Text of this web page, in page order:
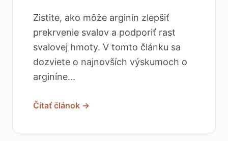
Zistite, ako môže arginín zlepšiť
prekrvenie svalov a podporiť rast
svalovej hmoty. V tomto článku sa
dozviete o najnovších výskumoch o
arginíne...
Čítať článok →